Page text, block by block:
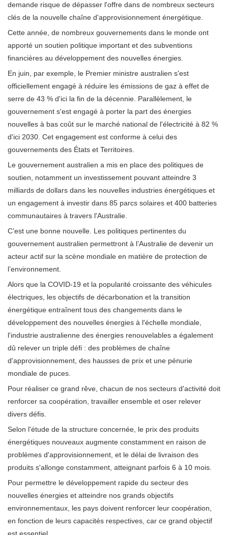
demande risque de dépasser l'offre dans de nombreux secteurs
clés de la nouvelle chaîne d'approvisionnement énergétique.
Cette année, de nombreux gouvernements dans le monde ont
apporté un soutien politique important et des subventions
financières au développement des nouvelles énergies.
En juin, par exemple, le Premier ministre australien s'est
officiellement engagé à réduire les émissions de gaz à effet de
serre de 43 % d'ici la fin de la décennie. Parallèlement, le
gouvernement s'est engagé à porter la part des énergies
nouvelles à bas coût sur le marché national de l'électricité à 82 %
d'ici 2030. Cet engagement est conforme à celui des
gouvernements des États et Territoires.
Le gouvernement australien a mis en place des politiques de
soutien, notamment un investissement pouvant atteindre 3
milliards de dollars dans les nouvelles industries énergétiques et
un engagement à investir dans 85 parcs solaires et 400 batteries
communautaires à travers l'Australie.
C’est une bonne nouvelle. Les politiques pertinentes du
gouvernement australien permettront à l’Australie de devenir un
acteur actif sur la scène mondiale en matière de protection de
l’environnement.
Alors que la COVID-19 et la popularité croissante des véhicules
électriques, les objectifs de décarbonation et la transition
énergétique entraînent tous des changements dans le
développement des nouvelles énergies à l'échelle mondiale,
l'industrie australienne des énergies renouvelables a également
dû relever un triple défi : des problèmes de chaîne
d'approvisionnement, des hausses de prix et une pénurie
mondiale de puces.
Pour réaliser ce grand rêve, chacun de nos secteurs d'activité doit
renforcer sa coopération, travailler ensemble et oser relever
divers défis.
Selon l'étude de la structure concernée, le prix des produits
énergétiques nouveaux augmente constamment en raison de
problèmes d'approvisionnement, et le délai de livraison des
produits s'allonge constamment, atteignant parfois 6 à 10 mois.
Pour permettre le développement rapide du secteur des
nouvelles énergies et atteindre nos grands objectifs
environnementaux, les pays doivent renforcer leur coopération,
en fonction de leurs capacités respectives, car ce grand objectif